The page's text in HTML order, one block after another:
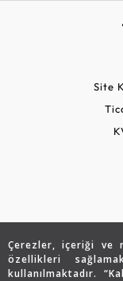
Çerezler, içeriği ve
özellikleri
kullanılmaktadır.
Site